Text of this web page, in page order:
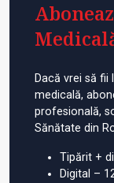
Dacă vrei să
medicală,
profesională,
Sănătate din
Tipărit +
Digital –